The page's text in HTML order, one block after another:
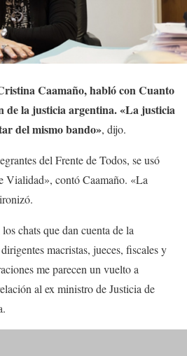
Caamaño, habló con Cuanto
de la justicia argentina. «La justicia
del mismo bando», dijo.
del Frente de Todos, se usó
Vialidad», contó Caamaño. «La
chats que dan cuenta de la
macristas, jueces, fiscales y
me parecen un vuelto a
al ex ministro de Justicia de